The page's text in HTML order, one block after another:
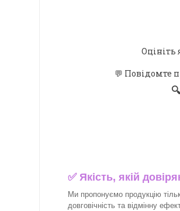
Оцініть
💬 Повідомте
🔍
✅Якість, якій
Ми пропонуємо продукцію
довговічність та відмінну